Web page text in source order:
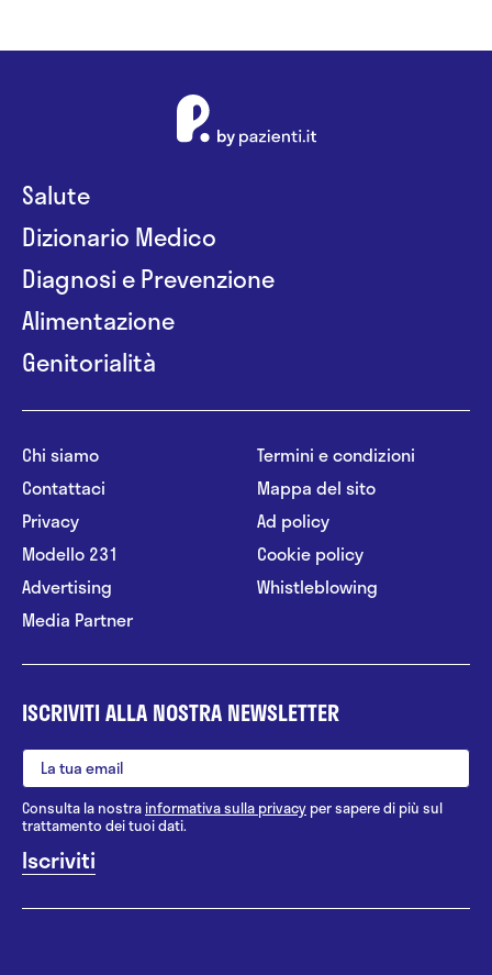
Salute
Dizionario Medico
Diagnosi e Prevenzione
Alimentazione
Genitorialità
Chi siamo
Contattaci
Privacy
Modello 231
Advertising
Media Partner
Termini e condizioni
Mappa del sito
Ad policy
Cookie policy
Whistleblowing
ISCRIVITI ALLA NOSTRA NEWSLETTER
Consulta la nostrainformativa sulla privacy per sapere di più sul
trattamento dei tuoi dati.